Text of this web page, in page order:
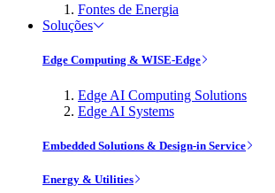
Fontes de Energia
Soluções
Edge Computing & WISE-Edge
Edge AI Computing Solutions
Edge AI Systems
Embedded Solutions & Design-in Service
Energy & Utilities